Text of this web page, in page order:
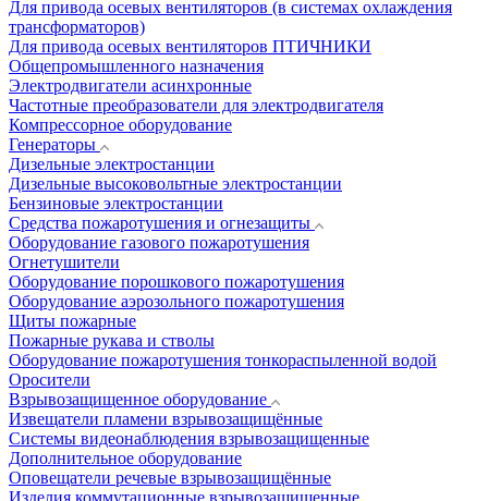
Для привода осевых вентиляторов (в системах охлаждения
трансформаторов)
Для привода осевых вентиляторов ПТИЧНИКИ
Общепромышленного назначения
Электродвигатели асинхронные
Частотные преобразователи для электродвигателя
Компрессорное оборудование
Генераторы
Дизельные электростанции
Дизельные высоковольтные электростанции
Бензиновые электростанции
Средства пожаротушения и огнезащиты
Оборудование газового пожаротушения
Огнетушители
Оборудование порошкового пожаротушения
Оборудование аэрозольного пожаротушения
Щиты пожарные
Пожарные рукава и стволы
Оборудование пожаротушения тонкораспыленной водой
Оросители
Взрывозащищенное оборудование
Извещатели пламени взрывозащищённые
Системы видеонаблюдения взрывозащищенные
Дополнительное оборудование
Оповещатели речевые взрывозащищённые
Изделия коммутационные взрывозащищенные